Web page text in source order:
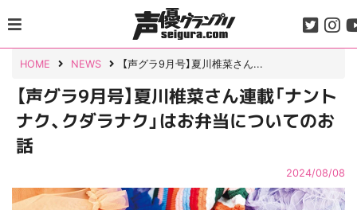
to
content
HOME NEWS 【声グラ9月号】夏川椎菜さん...
【声グラ9月号】夏川椎菜さん連載「ナント
ナク、クダラナク」はお弁当についてのお
話
2024/08/08